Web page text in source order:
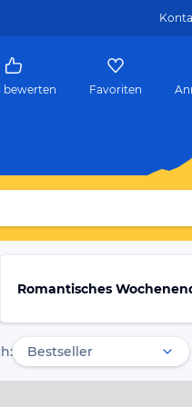
bewerten Favoriten
Romantisches